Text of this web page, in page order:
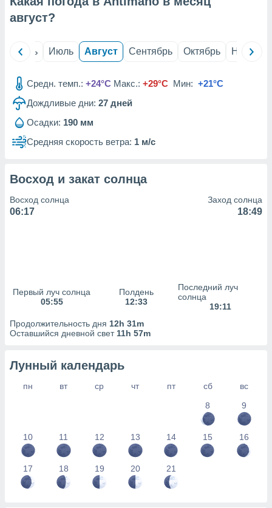
из
данных
наших 1199
август?
Июнь Июль Август Сентябрь Октябрь Ноябрь
Средн. темп.: +24°C Макс.: +29°C Мин: +21°C
Дождливые дни: 27 дней
Осадки: 190 мм
Средняя скорость ветра: 1 м/с
Восход и закат солнца
Восход солнца
06:17
Заход солнца
18:49
Первый луч солнца
05:55
Полдень
12:33
Последний луч
солнца
19:11
Продолжительность дня 12h 31m
Оставшийся дневной свет 11h 57m
Лунный календарь
пн вт ср чт пт сб
вс
8
9
10 11 12 13 14 15 16
17 18 19 20 21